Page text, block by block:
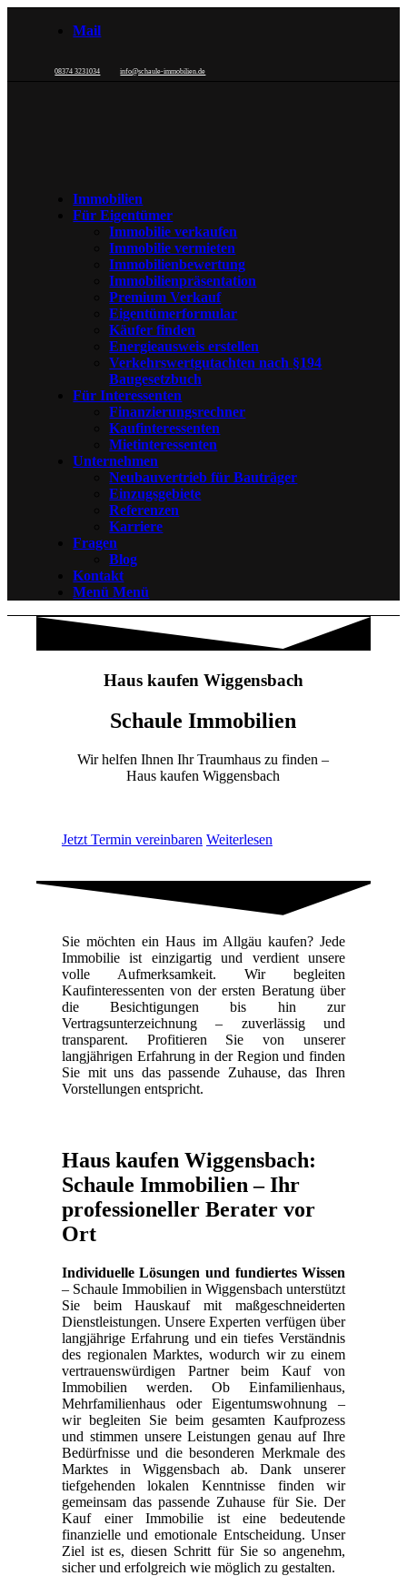
Mail
08374 3231034 info@schaule-immobilien.de
Immobilien
Für Eigentümer
Immobilie verkaufen
Immobilie vermieten
Immobilienbewertung
Immobilienpräsentation
Premium Verkauf
Eigentümerformular
Käufer finden
Energieausweis erstellen
Verkehrswertgutachten nach §194
Baugesetzbuch
Für Interessenten
Finanzierungsrechner
Kaufinteressenten
Mietinteressenten
Unternehmen
Neubauvertrieb für Bauträger
Einzugsgebiete
Referenzen
Karriere
Fragen
Blog
Kontakt
Menü Menü
Haus kaufen Wiggensbach
Schaule Immobilien
Wir helfen Ihnen Ihr Traumhaus zu finden –
Haus kaufen Wiggensbach
Jetzt Termin vereinbaren Weiterlesen
Sie möchten ein Haus im Allgäu kaufen? Jede
Immobilie ist einzigartig und verdient unsere
volle Aufmerksamkeit. Wir begleiten
Kaufinteressenten von der ersten Beratung über
die Besichtigungen bis hin zur
Vertragsunterzeichnung – zuverlässig und
transparent. Profitieren Sie von unserer
langjährigen Erfahrung in der Region und finden
Sie mit uns das passende Zuhause, das Ihren
Vorstellungen entspricht.
Haus kaufen Wiggensbach:
Schaule Immobilien – Ihr
professioneller Berater vor
Ort
Individuelle Lösungen und fundiertes Wissen
– Schaule Immobilien in Wiggensbach unterstützt
Sie beim Hauskauf mit maßgeschneiderten
Dienstleistungen. Unsere Experten verfügen über
langjährige Erfahrung und ein tiefes Verständnis
des regionalen Marktes, wodurch wir zu einem
vertrauenswürdigen Partner beim Kauf von
Immobilien werden. Ob Einfamilienhaus,
Mehrfamilienhaus oder Eigentumswohnung –
wir begleiten Sie beim gesamten Kaufprozess
und stimmen unsere Leistungen genau auf Ihre
Bedürfnisse und die besonderen Merkmale des
Marktes in Wiggensbach ab. Dank unserer
tiefgehenden lokalen Kenntnisse finden wir
gemeinsam das passende Zuhause für Sie. Der
Kauf einer Immobilie ist eine bedeutende
finanzielle und emotionale Entscheidung. Unser
Ziel ist es, diesen Schritt für Sie so angenehm,
sicher und erfolgreich wie möglich zu gestalten.